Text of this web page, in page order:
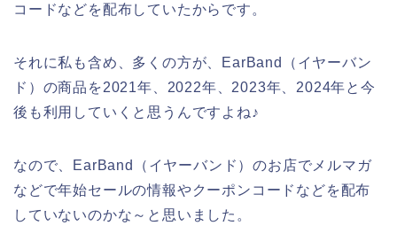
コードなどを配布していたからです。
それに私も含め、多くの方が、EarBand（イヤーバン
ド）の商品を2021年、2022年、2023年、2024年と今
後も利用していくと思うんですよね♪
なので、EarBand（イヤーバンド）のお店でメルマガ
などで年始セールの情報やクーポンコードなどを配布
していないのかな～と思いました。